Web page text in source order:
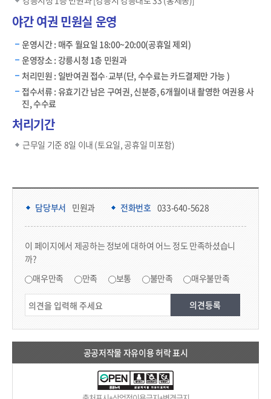
야간 여권 민원실 운영
운영시간 : 매주 월요일 18:00~20:00(공휴일 제외)
운영장소 : 강릉시청 1층 민원과
처리민원 : 일반여권 접수·교부(단, 수수료는 카드결제만 가능 )
접수서류 : 유효기간 남은 구여권, 신분증, 6개월이내 촬영한 여권용 사
진, 수수료
처리기간
근무일 기준 8일 이내 (토요일, 공휴일 미포함)
담당부서 정보 & 컨텐츠 만족도 조사 & 공공저작물 자유이용 허락 표시
담당부서 민원과 전화번호 033-640-5628
이 페이지에서 제공하는 정보에 대하여 어느 정도 만족하셨습니
까?
매우만족 만족 보통 불만족 매우불만족
공공저작물 자유이용 허락 표시